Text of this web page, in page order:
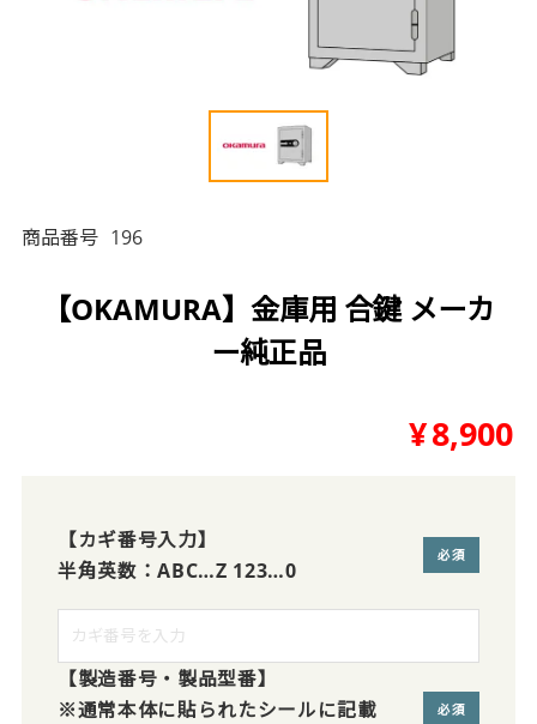
商品番号 196
【OKAMURA】金庫用 合鍵 メーカ
ー純正品
¥8,900
【カギ番号入力】
半角英数：ABC…Z 123…0
【製造番号・製品型番】
※通常本体に貼られたシールに記載